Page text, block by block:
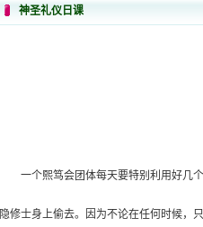
神圣礼仪日课
一个熙笃会团体每天要特别利用好几
隐修士身上偷去。因为不论在任何时候，